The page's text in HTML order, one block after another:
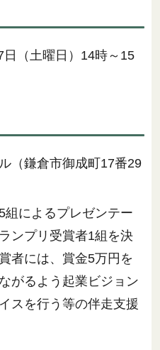
（土曜日）14時～15
（鎌倉市御成町17番29
組によるプレゼンテー
ンプリ受賞者1組を決
者には、賞金5万円を
がるよう起業ビジョン
スを行う等の伴走支援